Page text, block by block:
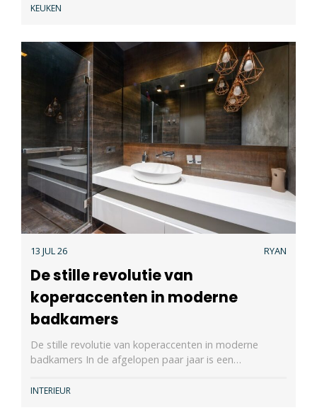
KEUKEN
13 JUL 26 RYAN
De stille revolutie van
koperaccenten in moderne
badkamers
De stille revolutie van koperaccenten in moderne
badkamers In de afgelopen paar jaar is een…
INTERIEUR